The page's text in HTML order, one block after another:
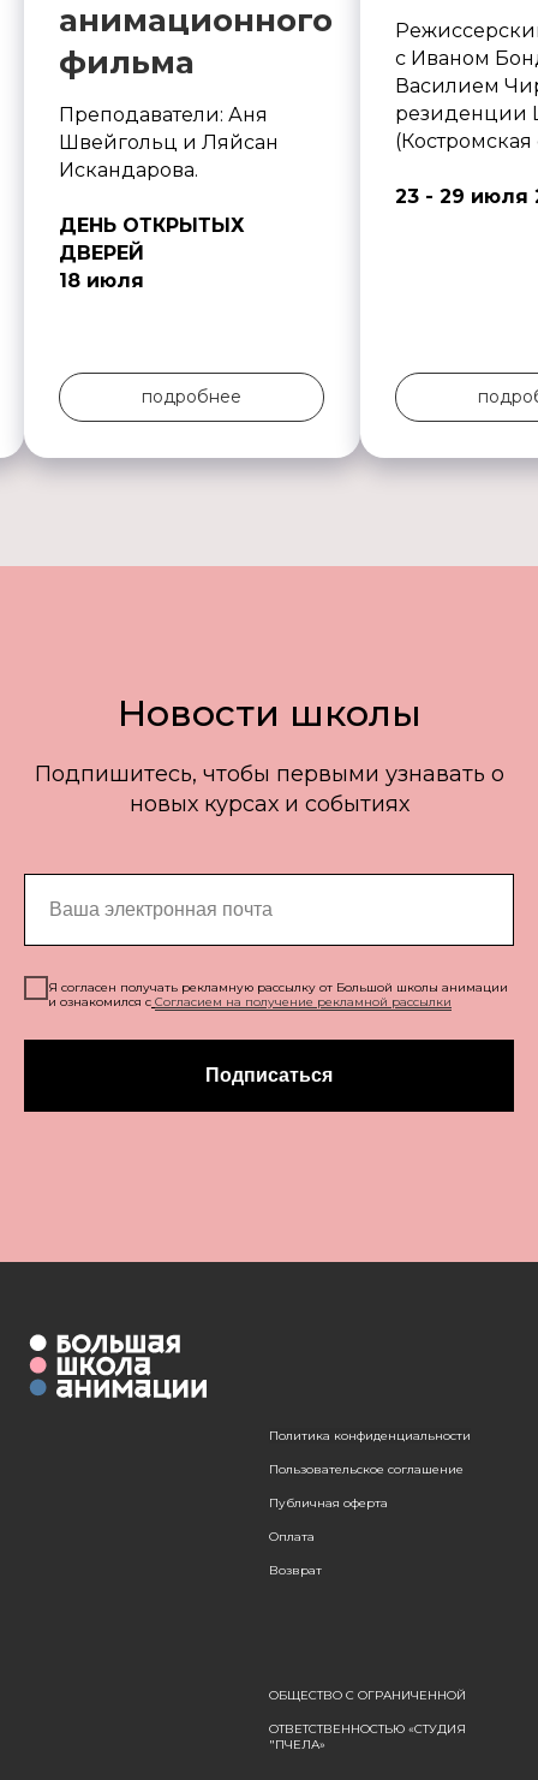
анимационного
фильма
Преподаватели: Аня
Швейгольц и Ляйсан
Искандарова.
ДЕНЬ ОТКРЫТЫХ
ДВЕРЕЙ
18 июля
подробнее
с Иваном
Василием
резиденции
(Костромская
23 - 29 июля
Новости школы
Подпишитесь, чтобы первыми узнавать о
новых курсах и событиях
Я согласен получать рекламную рассылку от Большой школы анимации
и ознакомился с Согласием на получение рекламной рассылки
Подписаться
Политика конфиденциальности
Пользовательское соглашение
Публичная оферта
Оплата
Возврат
ОБЩЕСТВО С ОГРАНИЧЕННОЙ
ОТВЕТСТВЕННОСТЬЮ «СТУДИЯ
"ПЧЕЛА»